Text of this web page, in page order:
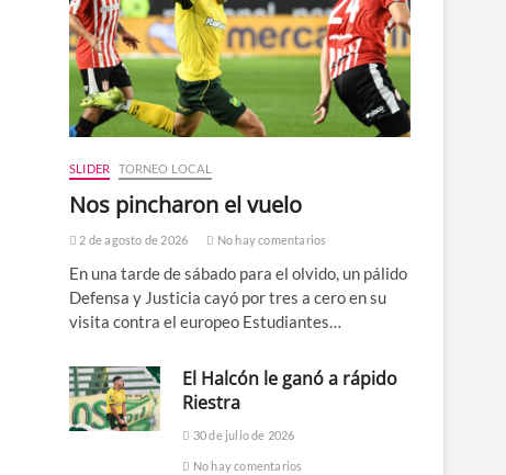
SLIDER TORNEO LOCAL
Nos pincharon el vuelo
2 de agosto de 2026 No hay comentarios
En una tarde de sábado para el olvido, un pálido
Defensa y Justicia cayó por tres a cero en su
visita contra el europeo Estudiantes…
El Halcón le ganó a rápido
Riestra
30 de julio de 2026
No hay comentarios